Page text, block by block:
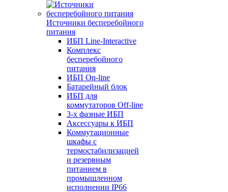
Источники бесперебойного
питания
ИБП Line-Interactive
Комплекс
бесперебойного
питания
ИБП On-line
Батарейный блок
ИБП для
коммутаторов Off-line
3-х фазные ИБП
Аксессуары к ИБП
Коммутационные
шкафы с
термостабилизацией
и резервным
питанием в
промышленном
исполнении IP66